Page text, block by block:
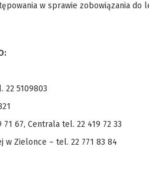
w sprawie zobowiązania do
22 5109803
67, Centrala tel. 22 419 72 33
w Zielonce – tel. 22 771 83 84